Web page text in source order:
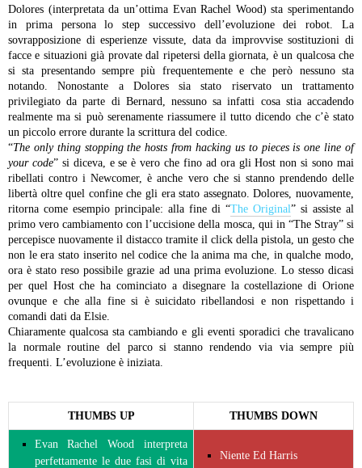
Dolores (interpretata da un’ottima Evan Rachel Wood) sta sperimentando
in prima persona lo step successivo dell’evoluzione dei robot. La
sovrapposizione di esperienze vissute, data da improvvise sostituzioni di
facce e situazioni già provate dal ripetersi della giornata, è un qualcosa che
si sta presentando sempre più frequentemente e che però nessuno sta
notando. Nonostante a Dolores sia stato riservato un trattamento
privilegiato da parte di Bernard, nessuno sa infatti cosa stia accadendo
realmente ma si può serenamente riassumere il tutto dicendo che c’è stato
un piccolo errore durante la scrittura del codice.
“The only thing stopping the hosts from hacking us to pieces is one line of
your code” si diceva, e se è vero che fino ad ora gli Host non si sono mai
ribellati contro i Newcomer, è anche vero che si stanno prendendo delle
libertà oltre quel confine che gli era stato assegnato. Dolores, nuovamente,
ritorna come esempio principale: alla fine di “The Original” si assiste al
primo vero cambiamento con l’uccisione della mosca, qui in “The Stray” si
percepisce nuovamente il distacco tramite il click della pistola, un gesto che
non le era stato inserito nel codice che la anima ma che, in qualche modo,
ora è stato reso possibile grazie ad una prima evoluzione. Lo stesso dicasi
per quel Host che ha cominciato a disegnare la costellazione di Orione
ovunque e che alla fine si è suicidato ribellandosi e non rispettando i
comandi dati da Elsie.
Chiaramente qualcosa sta cambiando e gli eventi sporadici che travalicano
la normale routine del parco si stanno rendendo via via sempre più
frequenti. L’evoluzione è iniziata.
THUMBS UP THUMBS DOWN
Evan Rachel Wood interpreta
perfettamente le due fasi di vita
Niente Ed Harris